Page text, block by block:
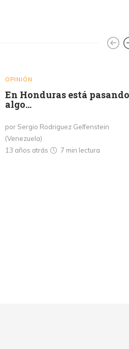
OPINIÓN
En Honduras está pasando
algo…
por Sergio Rodriguez Gelfenstein
(Venezuela)
13 años atrás
7 min lectura